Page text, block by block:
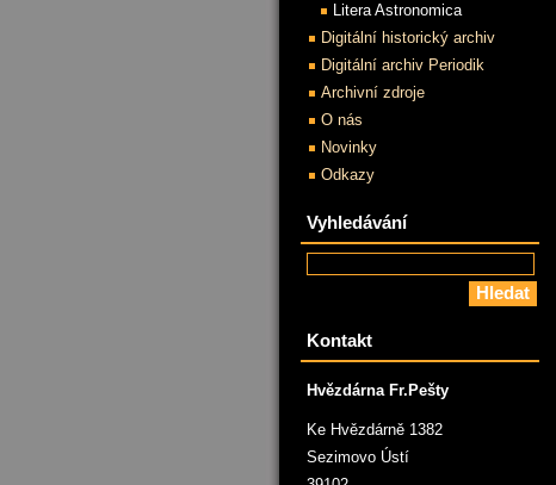
Litera Astronomica
Digitální historický archiv
Digitální archiv Periodik
Archivní zdroje
O nás
Novinky
Odkazy
Vyhledávání
Kontakt
Hvězdárna Fr.Pešty
Ke Hvězdárně 1382
Sezimovo Ústí